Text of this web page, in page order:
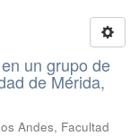
un grupo de
de Mérida,
Andes, Facultad